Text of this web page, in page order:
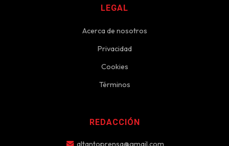
LEGAL
Acerca de nosotros
Privacidad
Cookies
Términos
REDACCIÓN
altantoprensa@gmail.com